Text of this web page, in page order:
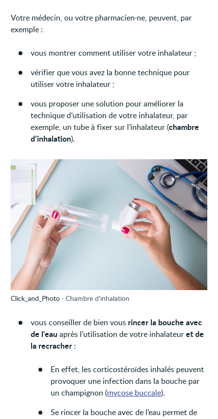
Votre médecin, ou votre pharmacien·ne, peuvent, par
exemple :
vous montrer comment utiliser votre inhalateur ;
vérifier que vous avez la bonne technique pour
utiliser votre inhalateur ;
vous proposer une solution pour améliorer la
technique d’utilisation de votre inhalateur, par
exemple, un tube à fixer sur l’inhalateur (chambre
d’inhalation).
Click_and_Photo Chambre d'inhalation
vous conseiller de bien vous rincer la bouche avec
de l'eau après l’utilisation de votre inhalateuret de
la recracher :
En effet, les corticostéroïdes inhalés peuvent
provoquer une infection dans la bouche par
un champignon (mycose buccale).
Se rincer la bouche avec de l’eau permet de